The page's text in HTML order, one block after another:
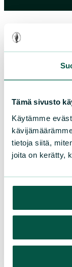
Tämä sivusto
Käytämme
tietoja siitä,
joita on kerätty,